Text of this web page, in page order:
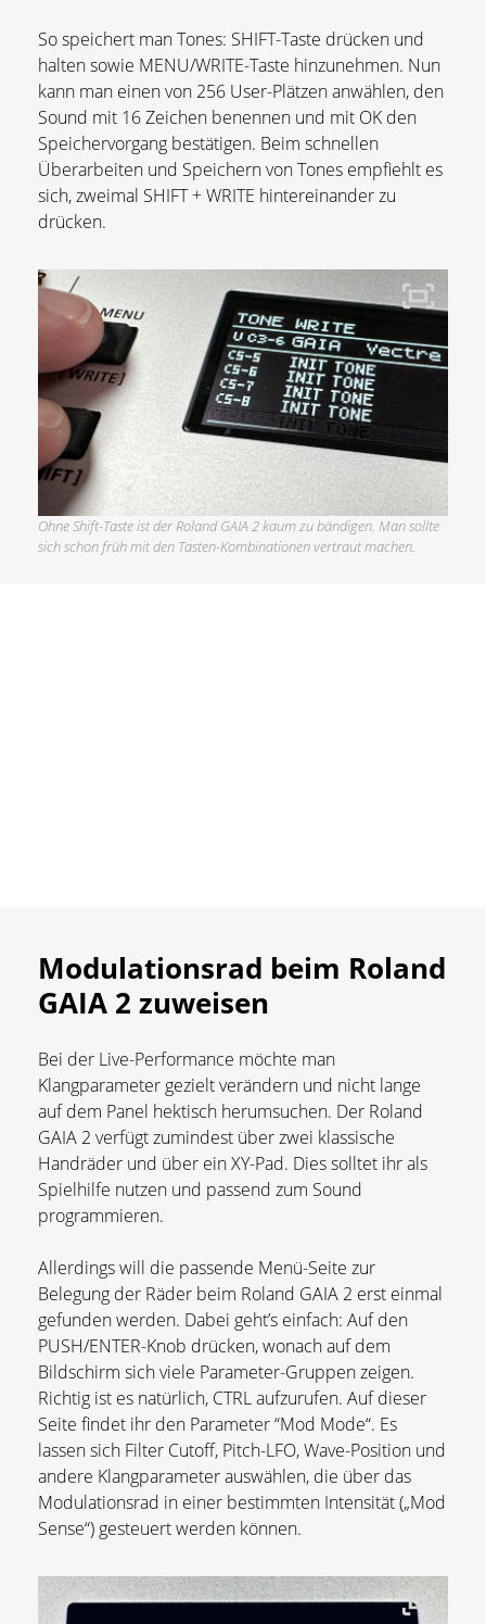
So speichert man Tones: SHIFT-Taste drücken und
halten sowie MENU/WRITE-Taste hinzunehmen. Nun
kann man einen von 256 User-Plätzen anwählen, den
Sound mit 16 Zeichen benennen und mit OK den
Speichervorgang bestätigen. Beim schnellen
Überarbeiten und Speichern von Tones empfiehlt es
sich, zweimal SHIFT + WRITE hintereinander zu
drücken.
Ohne Shift-Taste ist der Roland GAIA 2 kaum zu bändigen. Man sollte
sich schon früh mit den Tasten-Kombinationen vertraut machen.
Modulationsrad beim Roland
GAIA 2 zuweisen
Bei der Live-Performance möchte man
Klangparameter gezielt verändern und nicht lange
auf dem Panel hektisch herumsuchen. Der Roland
GAIA 2 verfügt zumindest über zwei klassische
Handräder und über ein XY-Pad. Dies solltet ihr als
Spielhilfe nutzen und passend zum Sound
programmieren.
Allerdings will die passende Menü-Seite zur
Belegung der Räder beim Roland GAIA 2 erst einmal
gefunden werden. Dabei geht’s einfach: Auf den
PUSH/ENTER-Knob drücken, wonach auf dem
Bildschirm sich viele Parameter-Gruppen zeigen.
Richtig ist es natürlich, CTRL aufzurufen. Auf dieser
Seite findet ihr den Parameter “Mod Mode“. Es
lassen sich Filter Cutoff, Pitch-LFO, Wave-Position und
andere Klangparameter auswählen, die über das
Modulationsrad in einer bestimmten Intensität („Mod
Sense“) gesteuert werden können.